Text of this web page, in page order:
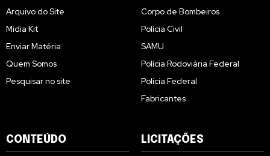
Arquivo do Site
Midia Kit
Enviar Matéria
Quem Somos
Pesquisar no site
Corpo de Bombeiros
Polícia Civil
SAMU
Polícia Rodoviária Federal
Polícia Federal
Fabricantes
CONTEÚDO LICITAÇÕES